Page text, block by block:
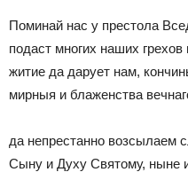
Поминай нас у престола
подаст многих наших
житие да дарует нам,
мирныя и блаженства
да непрестанно возсылаем
Сыну и Духу Святому, ныне